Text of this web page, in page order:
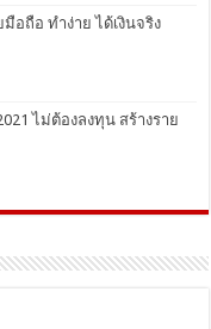
อถือ ทำง่าย ได้เงินจริง
ไม่ต้องลงทุน สร้างราย